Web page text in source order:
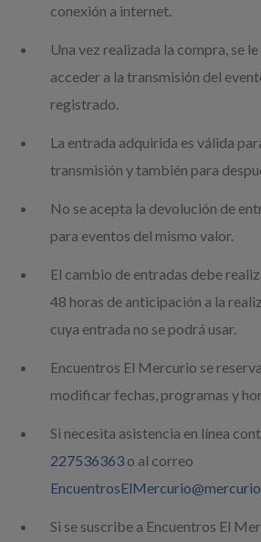
conexión a internet.
Una vez realizada la compra, se
acceder a la transmisión del
registrado.
La entrada adquirida es válida
transmisión y también para
No se acepta la devolución de
para eventos del mismo valor.
El cambio de entradas debe
48 horas de anticipación a la
cuya entrada no se podrá usar.
Encuentros El Mercurio se
modificar fechas, programas y
Si necesita asistencia en línea
227536363 o al correo
Si se suscribe a Encuentros El